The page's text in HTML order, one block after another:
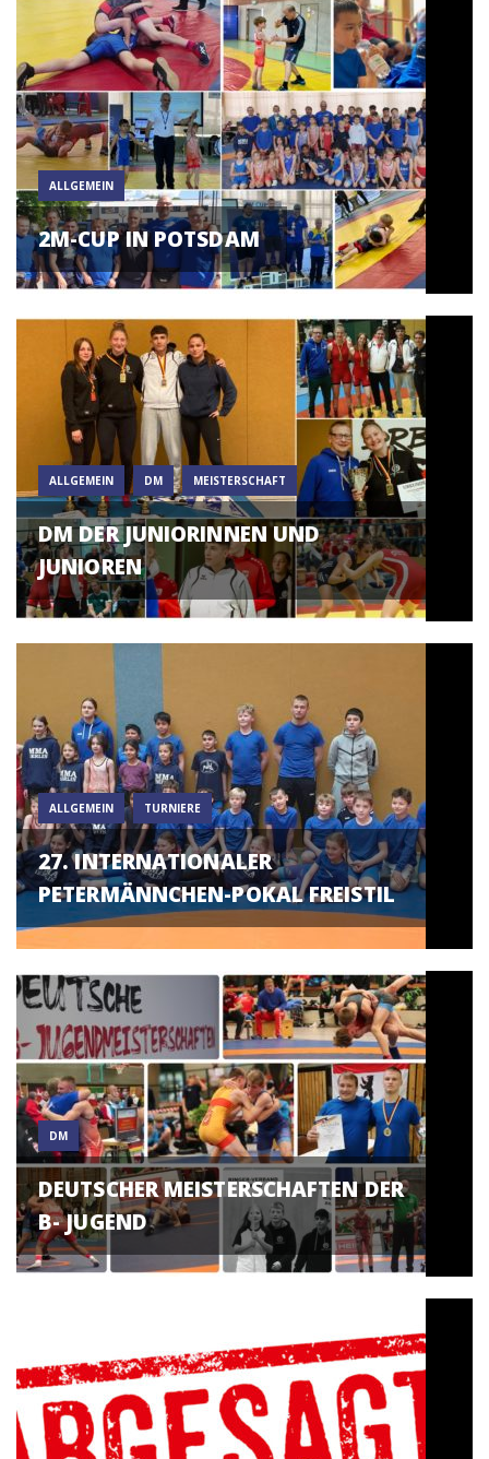
ALLGEMEIN
2M-CUP IN POTSDAM
ALLGEMEIN DM MEISTERSCHAFT
DM DER JUNIORINNEN UND
JUNIOREN
ALLGEMEIN TURNIERE
27. INTERNATIONALER
PETERMÄNNCHEN-POKAL FREISTIL
DM
DEUTSCHER MEISTERSCHAFTEN DER
B- JUGEND